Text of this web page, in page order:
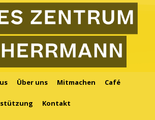
Über uns Mitmachen Café
Kontakt